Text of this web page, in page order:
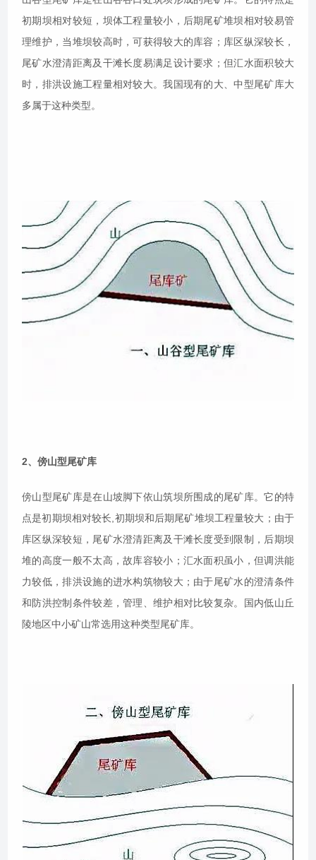
初期坝相对较短，坝体工程量较小，后期尾矿堆坝相对较易管
理维护，当堆坝较高时，可获得较大的库容；库区纵深较长，
尾矿水澄清距离及干滩长度易满足设计要求；但汇水面积较大
时，排洪设施工程量相对较大。我国现有的大、中型尾矿库大
多属于这种类型。
2、傍山型尾矿库
傍山型尾矿库是在山坡脚下依山筑坝所围成的尾矿库。它的特
点是初期坝相对较长,初期坝和后期尾矿堆坝工程量较大；由于
库区纵深较短，尾矿水澄清距离及干滩长度受到限制，后期坝
堆的高度一般不太高，故库容较小；汇水面积虽小，但调洪能
力较低，排洪设施的进水构筑物较大；由于尾矿水的澄清条件
和防洪控制条件较差，管理、维护相对比较复杂。国内低山丘
陵地区中小矿山常选用这种类型尾矿库。